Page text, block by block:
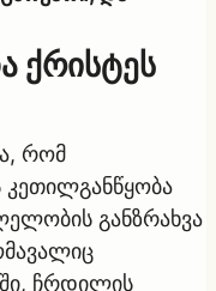
ქრისტეს
რომ
კეთილგანწყობა
განზრახვა
ჩრდილის